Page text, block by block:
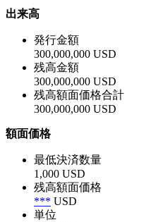
出来高
発行金額
300,000,000 USD
残高金額
300,000,000 USD
残高額面価格合計
300,000,000 USD
額面価格
最低決済数量
1,000 USD
残高額面価格
*** USD
単位